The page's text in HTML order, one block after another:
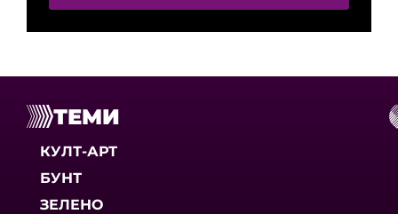
ТЕМИ
КУЛТ-АРТ
БУНТ
ЗЕЛЕНО